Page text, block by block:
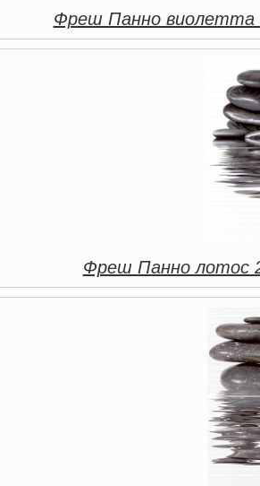
Фреш Панно виолетта
Фреш Панно лотос